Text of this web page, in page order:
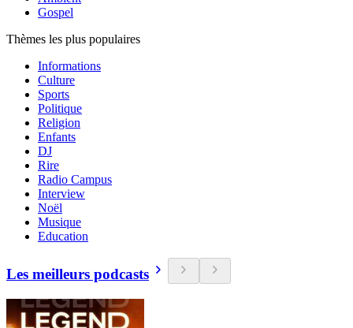
Gospel
Thèmes les plus populaires
Informations
Culture
Sports
Politique
Religion
Enfants
DJ
Rire
Radio Campus
Interview
Noël
Musique
Education
Les meilleurs podcasts